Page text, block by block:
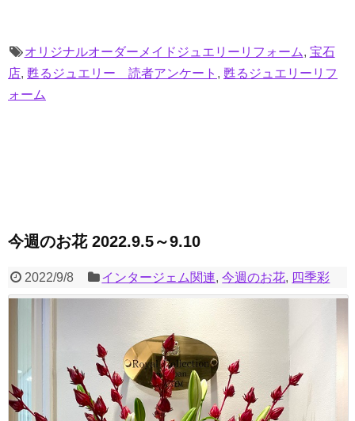
オリジナルオーダーメイドジュエリーリフォーム, 宝石
店, 甦るジュエリー 読者アンケート , 甦るジュエリーリフ
ォーム
今週のお花 2022.9.5～9.10
2022/9/8 インタージェム関連,今週のお花, 四季彩